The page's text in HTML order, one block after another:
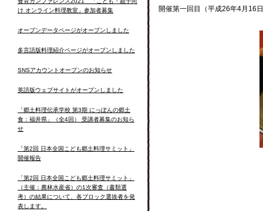
開催第一回目（平成26年4月16
け オンライン料理教室」参加者募集
オープンデータページがオープンしました
多言語版料理紹介ページがオープンしました
SNSアカウントオープンのお知らせ
英語版ウェブサイトがオープンしました
「郷土料理伝承学校 第3期 にっぽんの郷土
食：福井県」（全4回） 受講者募集のお知ら
せ
「第2回 日本全国こども郷土料理サミット」
開催報告
「第2回 日本全国こども郷土料理サミット」
（主催：農林水産省）の1次審査（書類選
考）の結果について、各ブロック選抜者を発
表します。